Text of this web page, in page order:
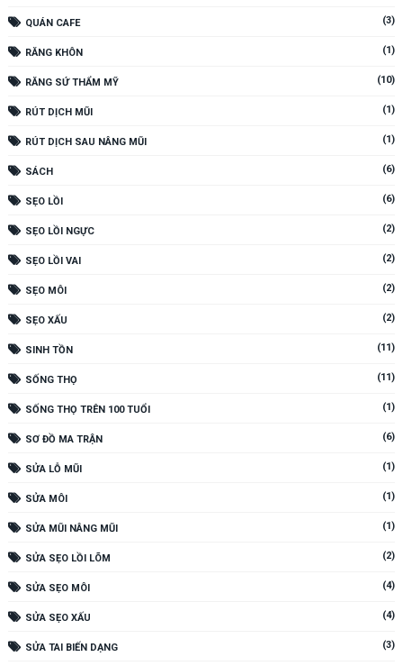
QUÁN CAFE (3)
RĂNG KHÔN (1)
RĂNG SỨ THẨM MỸ (10)
RÚT DỊCH MŨI (1)
RÚT DỊCH SAU NÂNG MŨI (1)
SÁCH (6)
SẸO LỒI (6)
SẸO LỒI NGỰC (2)
SẸO LỒI VAI (2)
SẸO MÔI (2)
SẸO XẤU (2)
SINH TỒN (11)
SỐNG THỌ (11)
SỐNG THỌ TRÊN 100 TUỔI (1)
SƠ ĐỒ MA TRẬN (6)
SỬA LỖ MŨI (1)
SỬA MÔI (1)
SỬA MŨI NÂNG MŨI (1)
SỬA SẸO LỒI LÕM (2)
SỬA SẸO MÔI (4)
SỬA SẸO XẤU (4)
SỬA TAI BIẾN DẠNG (3)